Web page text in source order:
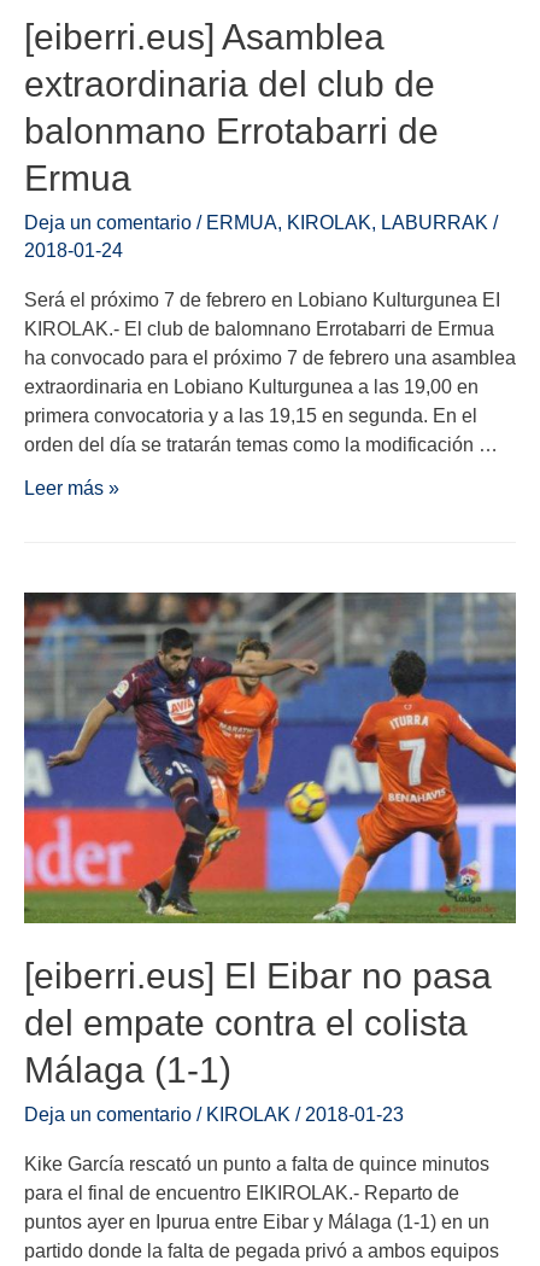
[eiberri.eus] Asamblea
extraordinaria del club de
balonmano Errotabarri de
Ermua
Deja un comentario / ERMUA, KIROLAK, LABURRAK /
2018-01-24
Será el próximo 7 de febrero en Lobiano Kulturgunea EI
KIROLAK.- El club de balomnano Errotabarri de Ermua
ha convocado para el próximo 7 de febrero una asamblea
extraordinaria en Lobiano Kulturgunea a las 19,00 en
primera convocatoria y a las 19,15 en segunda. En el
orden del día se tratarán temas como la modificación …
Leer más »
[eiberri.eus] El Eibar no pasa
del empate contra el colista
Málaga (1-1)
Deja un comentario / KIROLAK / 2018-01-23
Kike García rescató un punto a falta de quince minutos
para el final de encuentro EIKIROLAK.- Reparto de
puntos ayer en Ipurua entre Eibar y Málaga (1-1) en un
partido donde la falta de pegada privó a ambos equipos